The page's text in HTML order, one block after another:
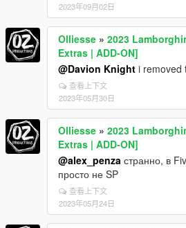
2023年09月02日
Olliesse » 2023
Extras | ADD-ON]
@Davion Knight i removed
查看上下文
2023年05月30日
Olliesse » 2023
Extras | ADD-ON]
@alex_penza странно, в
просто не SP
查看上下文
2023年05月24日